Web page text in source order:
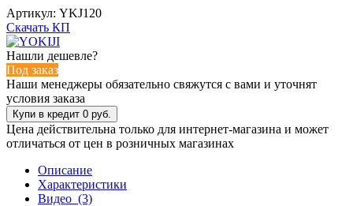
Артикул: YKJ120
Скачать КП
Нашли дешевле?
Под заказ
Наши менеджеры обязательно свяжутся с вами и уточнят
условия заказа
Цена действительна только для интернет-магазина и может
отличаться от цен в розничных магазинах
Описание
Характеристики
Видео (3)